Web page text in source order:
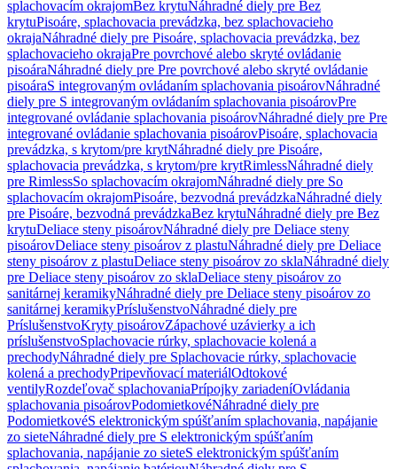
splachovacím okrajomBez krytuNáhradné diely pre Bez
krytuPisoáre, splachovacia prevádzka, bez splachovacieho
okrajaNáhradné diely pre Pisoáre, splachovacia prevádzka, bez
splachovacieho okrajaPre povrchové alebo skryté ovládanie
pisoáraNáhradné diely pre Pre povrchové alebo skryté ovládanie
pisoáraS integrovaným ovládaním splachovania pisoárovNáhradné
diely pre S integrovaným ovládaním splachovania pisoárovPre
integrované ovládanie splachovania pisoárovNáhradné diely pre Pre
integrované ovládanie splachovania pisoárovPisoáre, splachovacia
prevádzka, s krytom/pre krytNáhradné diely pre Pisoáre,
splachovacia prevádzka, s krytom/pre krytRimlessNáhradné diely
pre RimlessSo splachovacím okrajomNáhradné diely pre So
splachovacím okrajomPisoáre, bezvodná prevádzkaNáhradné diely
pre Pisoáre, bezvodná prevádzkaBez krytuNáhradné diely pre Bez
krytuDeliace steny pisoárovNáhradné diely pre Deliace steny
pisoárovDeliace steny pisoárov z plastuNáhradné diely pre Deliace
steny pisoárov z plastuDeliace steny pisoárov zo sklaNáhradné diely
pre Deliace steny pisoárov zo sklaDeliace steny pisoárov zo
sanitárnej keramikyNáhradné diely pre Deliace steny pisoárov zo
sanitárnej keramikyPríslušenstvoNáhradné diely pre
PríslušenstvoKryty pisoárovZápachové uzávierky a ich
príslušenstvoSplachovacie rúrky, splachovacie kolená a
prechodyNáhradné diely pre Splachovacie rúrky, splachovacie
kolená a prechodyPripevňovací materiálOdtokové
ventilyRozdeľovač splachovaniaPrípojky zariadeníOvládania
splachovania pisoárovPodomietkovéNáhradné diely pre
PodomietkovéS elektronickým spúšťaním splachovania, napájanie
zo sieteNáhradné diely pre S elektronickým spúšťaním
splachovania, napájanie zo sieteS elektronickým spúšťaním